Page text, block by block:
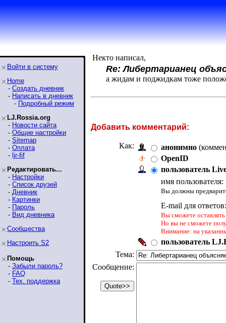
Войти в систему
Home
- Создать дневник
- Написать в дневник
- Подробный режим
LJ.Rossia.org
- Новости сайта
- Общие настройки
- Sitemap
- Оплата
- ljr-fif
Редактировать...
- Настройки
- Список друзей
- Дневник
- Картинки
- Пароль
- Вид дневника
Сообщества
Настроить S2
Помощь
- Забыли пароль?
- FAQ
- Тех. поддержка
Некто написал,
Re: Либертарианец
а жидам и поджидкам тоже
Добавить комментарий:
Как: анонимно
OpenID
пользователь
имя пользователя:
Вы должны
E-mail для
Вы сможете
Но вы не сможете
Внимание: на
пользователь
Тема:
Сообщение: